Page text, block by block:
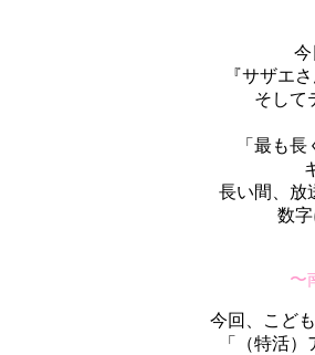
今
『サザエ
そして
「最も
長い間、放
数
〜
今回、こど
「（特活